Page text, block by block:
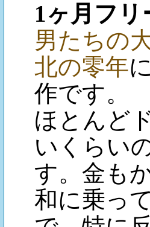
1ヶ月フ
男たちの
北の零年
作です。
ほとんど
いくらい
す。金も
和に乗っ